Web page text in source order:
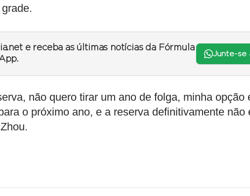
e receba as últimas notícias da Fórmula
Junte-se
não quero tirar um ano de folga, minha opção
o próximo ano, e a reserva definitivamente não